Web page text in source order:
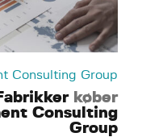
Consulting Group
køber
Consulting
Group